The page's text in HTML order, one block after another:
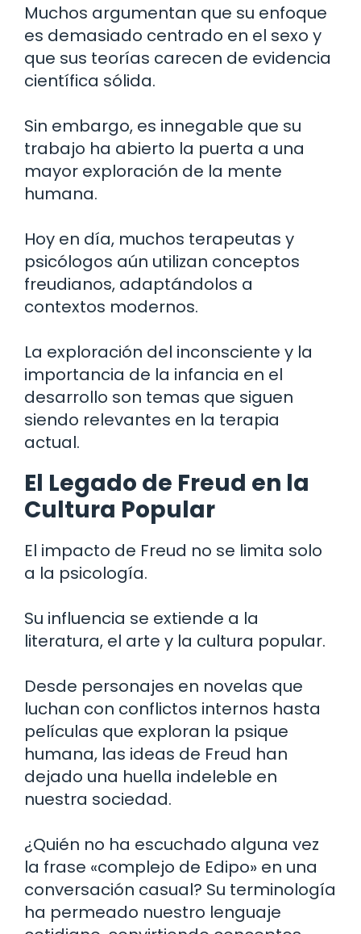
Muchos argumentan que su enfoque
es demasiado centrado en el sexo y
que sus teorías carecen de evidencia
científica sólida.
Sin embargo, es innegable que su
trabajo ha abierto la puerta a una
mayor exploración de la mente
humana.
Hoy en día, muchos terapeutas y
psicólogos aún utilizan conceptos
freudianos, adaptándolos a
contextos modernos.
La exploración del inconsciente y la
importancia de la infancia en el
desarrollo son temas que siguen
siendo relevantes en la terapia
actual.
El Legado de Freud en la
Cultura Popular
El impacto de Freud no se limita solo
a la psicología.
Su influencia se extiende a la
literatura, el arte y la cultura popular.
Desde personajes en novelas que
luchan con conflictos internos hasta
películas que exploran la psique
humana, las ideas de Freud han
dejado una huella indeleble en
nuestra sociedad.
¿Quién no ha escuchado alguna vez
la frase «complejo de Edipo» en una
conversación casual? Su terminología
ha permeado nuestro lenguaje